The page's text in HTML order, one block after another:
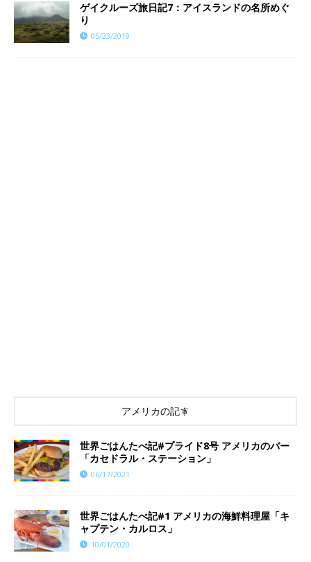
ゲイクルーズ旅日記7：アイスランドの名所めぐ
り
05/23/2019
アメリカの記事
世界ごはんたべ記#プライド8号 アメリカのバー
「カセドラル・ステーション」
06/17/2021
世界ごはんたべ記#1 アメリカの海鮮料理屋「キ
ャプテン・カルロス」
10/01/2020